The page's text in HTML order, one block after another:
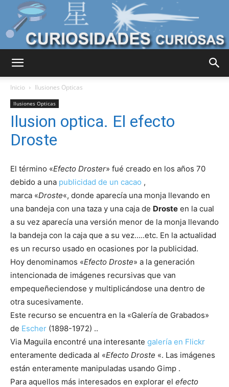
Curiosas
del
Mundo
Inicio Ilusiones Opticas
Ilusiones Opticas
Ilusion optica. El efecto
Droste
El término «Efecto Droster» fué creado en los años 70
debido a una publicidad de un cacao ,
marca «Droste«, donde aparecía una monja llevando en
una bandeja con una taza y una caja de Droste en la cual
a su vez aparecía una versión menor de la monja llevando
la bandeja con la caja que a su vez…..etc. En la actualidad
es un recurso usado en ocasiones por la publicidad.
Hoy denominamos «Efecto Droste» a la generación
intencionada de imágenes recursivas que van
empequeñeciendose y multiplicándose una dentro de
otra sucesivamente.
Este recurso se encuentra en la «Galería de Grabados»
de Escher (1898-1972) ..
Via Maguila encontré una interesante galería en Flickr
enteramente dedicada al «Efecto Droste «. Las imágenes
están enteramente manipuladas usando Gimp .
Para aquellos más interesados en explorar el efecto